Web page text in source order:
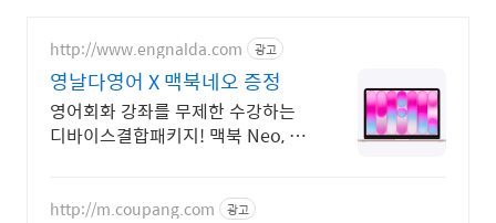
http://www.engnalda.com 광고
영날다영어 X 맥북네오 증정
영어회화 강좌를 무제한 수강하는
디바이스결합패키지! 맥북 Neo, Air
http://m.coupang.com 광고